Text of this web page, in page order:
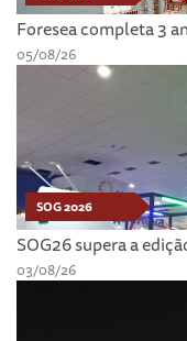
Foresea completa 3
05/08/26
SOG 2026
SOG26 supera a
03/08/26